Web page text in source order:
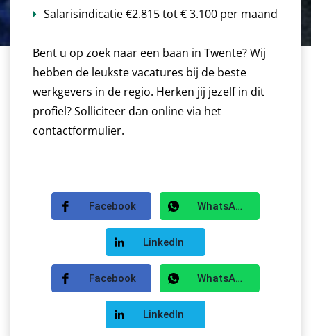
Salarisindicatie €2.815 tot € 3.100 per maand
Bent u op zoek naar een baan in Twente? Wij
hebben de leukste vacatures bij de beste
werkgevers in de regio. Herken jij jezelf in dit
profiel? Solliciteer dan online via het
contactformulier.
Facebook WhatsApp
LinkedIn
Facebook WhatsApp
LinkedIn